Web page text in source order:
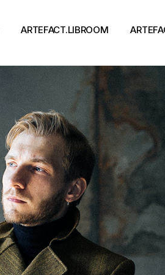
ARTEFACT.LIBROOM
Письменники
Події